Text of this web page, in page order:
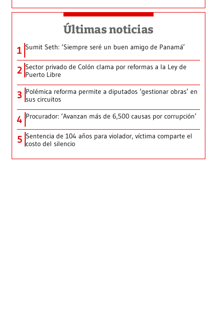
Últimas noticias
1 Sumit Seth: ‘Siempre seré un buen amigo de Panamá’
2 Sector privado de Colón clama por reformas a la Ley de
Puerto Libre
3 Polémica reforma permite a diputados ‘gestionar obras’ en
sus circuitos
4 Procurador: ‘Avanzan más de 6,500 causas por corrupción’
5 Sentencia de 104 años para violador, víctima comparte el
costo del silencio